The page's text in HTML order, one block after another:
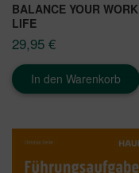
BALANCE YOUR WORK
LIFE
29,95 €
In den Warenkorb